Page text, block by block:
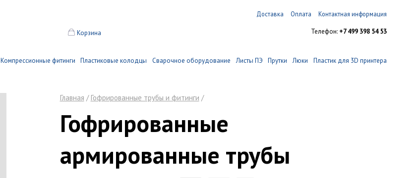
Контактная информация
Оплата
Доставка
Корзина Телефон: +7 499 398 54 53
Компрессионные фитинги Пластиковые колодцы Сварочное оборудование Листы ПЭ Прутки Люки Пластик для 3D принтера
Главная / Гофрированные трубы и фитинги /
Гофрированные
армированные трубы